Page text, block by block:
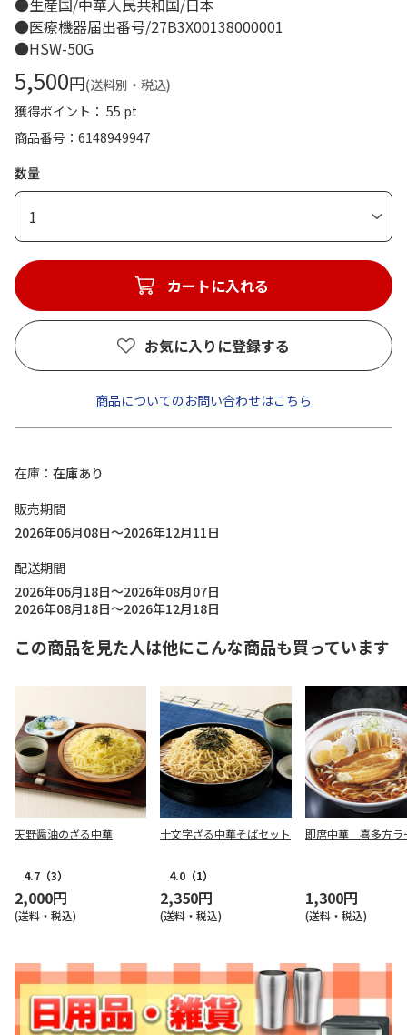
●生産国/中華人民共和国/日本
●医療機器届出番号/27B3X00138000001
●HSW-50G
5,500円(送料別・税込)
獲得ポイント： 55 pt
商品番号
6148949947
数量
1
カートに入れる
お気に入りに登録する
商品についてのお問い合わせはこちら
在庫
在庫あり
販売期間
2026年06月08日～2026年12月11日
配送期間
2026年06月18日～2026年08月07日
2026年08月18日～2026年12月18日
この商品を見た人は他にこんな商品も買っています
天野醤油のざる中華
4.7 （3）
2,000円
(送料・税込)
十文字ざる中華そばセット
4.0 （1）
2,350円
(送料・税込)
即席中華 喜多方ラ
1,300円
(送料・税込)